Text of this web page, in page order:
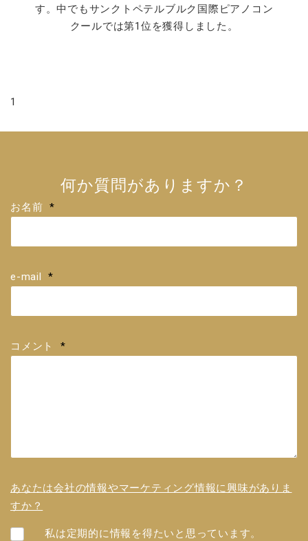
す。中でもサンクトペテルブルク国際ピアノコン
クールでは第1位を獲得しました。
1
何か質問がありますか？
お名前 *
e-mail *
コメント *
あなたは会社の情報やマーケティング情報に興味がありま
すか？
私は定期的に情報を得たいと思っています。